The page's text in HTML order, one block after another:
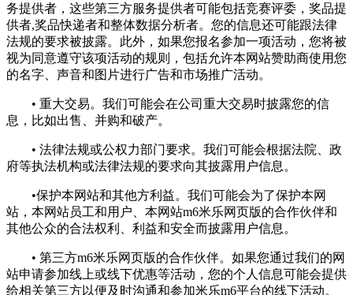
务提供者，这些第三方服务提供者可能包括竞赛评委，奖品提
供者,奖品快递者和整体数据分析者。您的信息还可能跟法律
法规的要求被披露。此外，如果您报名参加一项活动，您将被
视为同意遵守该项活动的规则，包括允许本网站赞助商使用您
的名字、声音和图片进行广告和市场推广活动。
• 重大交易。我们可能会在公司重大交易时披露您的信
息，比如出售、并购和破产。
• 法律法规或公权力部门要求。我们可能会根据法院、政
府等执法机构或法律法规的要求向其披露用户信息。
•保护本网站和其他方利益。我们可能会为了保护本网
站，本网站员工和用户、本网站m6米乐网页版的合作伙伴和
其他公众的合法权利、利益和安全而披露用户信息。
• 第三方m6米乐网页版的合作伙伴。如果您通过我们的网
站申请参加线上或线下优惠等活动，您的个人信息可能会提供
给相关第三方以便及时沟通和参加米乐m6平台的线下活动。